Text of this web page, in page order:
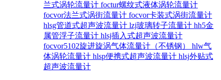
兰式涡轮流量计 foctur螺纹式液体涡轮流量计
focvor法兰式涡街流量计 focvor卡装式涡街流量计
hlsg管道式超声波流量计 lzj玻璃转子流量计 hh5金
属管浮子流量计 hlsj插入式超声波流量计
focvor5102旋进旋涡气体流量计（不锈钢） hlw气
体涡轮流量计 hlsp便携式超声波流量计 hlsj外贴式
超声波流量计